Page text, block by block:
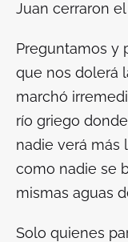
Juan cerraron el
Preguntamos y
que nos dolerá
marchó
río griego
nadie verá más
como nadie se
mismas aguas
Solo quienes